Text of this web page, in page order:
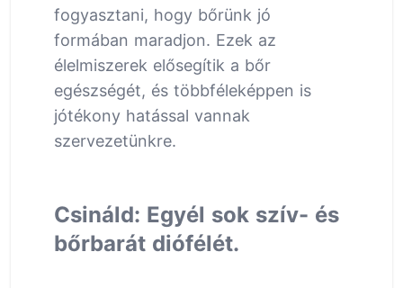
fogyasztani, hogy bőrünk jó
formában maradjon. Ezek az
élelmiszerek elősegítik a bőr
egészségét, és többféleképpen is
jótékony hatással vannak
szervezetünkre.
Csináld: Egyél sok szív- és
bőrbarát diófélét.